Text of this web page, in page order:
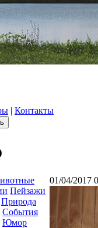
| Контакты
Пейзажи
Природа
События
Юмор
01/04/2017